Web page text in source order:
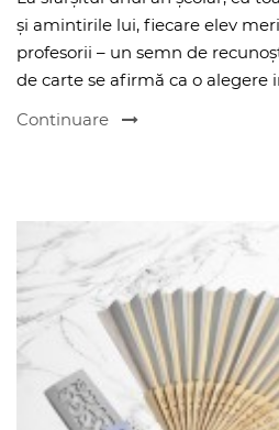
și amintirile lui, fiecare elev
profesorii – un semn de
de carte se afirmă ca o alegere
Continuare